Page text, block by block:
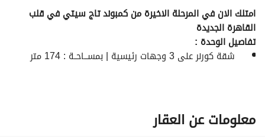
القاهرة الجديدة
تفاصيل الوحدة :
سيتي و فندق جي دبليو ماريوت
معلومات عن العقار